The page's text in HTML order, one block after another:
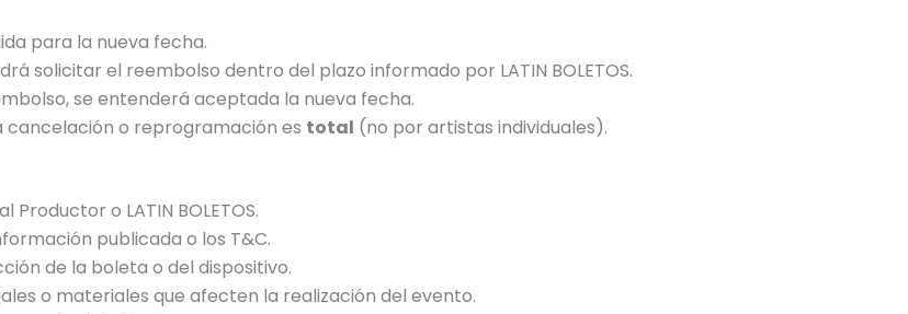
para la nueva fecha.
solicitar el reembolso dentro del plazo informado por LATIN BOLETOS.
se entenderá aceptada la nueva fecha.
cancelación o reprogramación es total (no por artistas individuales).
o LATIN BOLETOS.
publicada o los T&C.
de la boleta o del dispositivo.
o materiales que afecten la realización del evento.